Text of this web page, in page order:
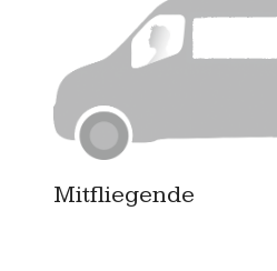
Mitfliegende